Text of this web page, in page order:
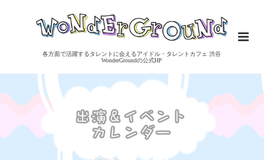
各方面で活躍するタレントに会えるアイドル・タレントカフェ 渋谷
WonderGroundの公式HP